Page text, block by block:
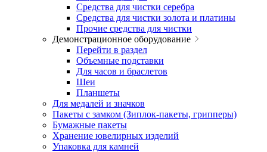
Средства для чистки серебра
Средства для чистки золота и платины
Прочие средства для чистки
Демонстрационное оборудование
Перейти в раздел
Объемные подставки
Для часов и браслетов
Шеи
Планшеты
Для медалей и значков
Пакеты с замком (Зиплок-пакеты, грипперы)
Бумажные пакеты
Хранение ювелирных изделий
Упаковка для камней